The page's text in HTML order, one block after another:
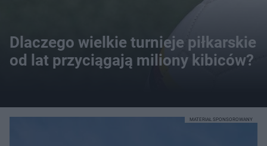
Dlaczego wielkie turnieje piłkarskie
od lat przyciągają miliony kibiców?
MATERIAŁ SPONSOROWANY